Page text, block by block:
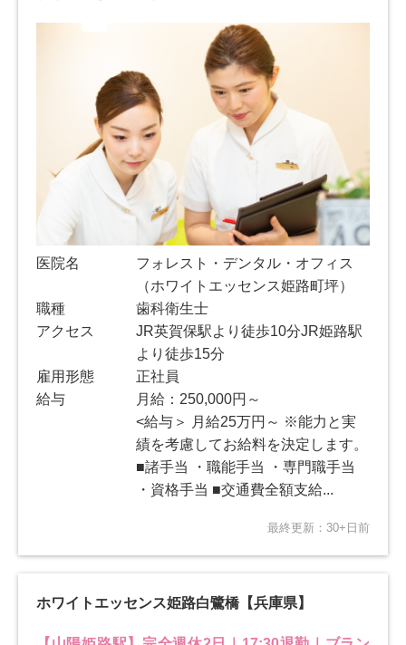
医院名
フォレスト・デンタル・オフィス
（ホワイトエッセンス姫路町坪）
職種
歯科衛生士
アクセス
JR英賀保駅より徒歩10分JR姫路駅
より徒歩15分
雇用形態
正社員
給与
月給：250,000円～
<給与＞ 月給25万円～ ※能力と実
績を考慮してお給料を決定します。
■諸手当 ・職能手当 ・専門職手当
・資格手当 ■交通費全額支給...
最終更新：30+日前
ホワイトエッセンス姫路白鷺橋【兵庫県】